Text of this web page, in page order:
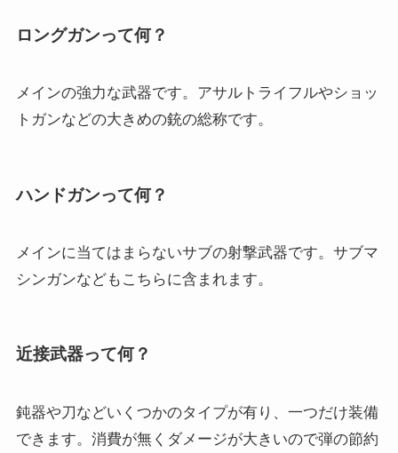
ロングガンって何？
メインの強力な武器です。アサルトライフルやショッ
トガンなどの大きめの銃の総称です。
ハンドガンって何？
メインに当てはまらないサブの射撃武器です。サブマ
シンガンなどもこちらに含まれます。
近接武器って何？
鈍器や刀などいくつかのタイプが有り、一つだけ装備
できます。消費が無くダメージが大きいので弾の節約